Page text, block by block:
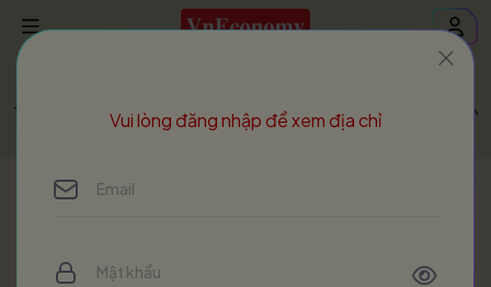
Trang chủ Vietnam Economic Times VET - Issue 430 -
Vui lòng đăng nhập để xem địa chỉ